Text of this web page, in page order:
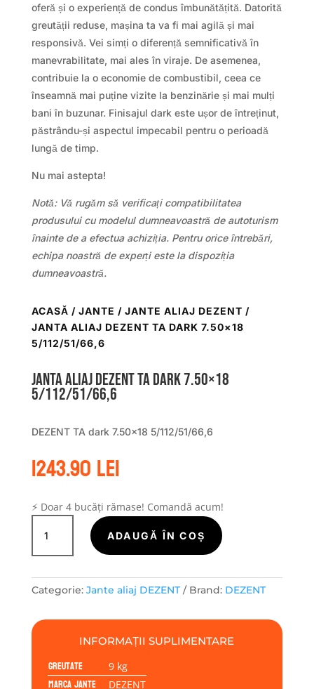
oferă și o experiență de condus îmbunătățită. Datorită
greutății reduse, mașina ta va fi mai agilă și mai
responsivă. Vei simți o diferență semnificativă în
manevrabilitate, mai ales în viraje. De asemenea,
contribuie la o economie de combustibil, ceea ce
înseamnă mai puține vizite la benzinărie și mai mulți
bani în buzunar. Finisajul dark este ușor de întreținut,
păstrându-și aspectul impecabil pentru o perioadă
lungă de timp.
Nu mai astepta!
Notă: Vă rugăm să verificați compatibilitatea
produsului cu modelul dumneavoastră de autoturism
înainte de a efectua achiziția. Pentru orice întrebări,
echipa noastră de experți este la dispoziția
dumneavoastră.
ACASĂ / JANTE / JANTE ALIAJ DEZENT /
JANTA ALIAJ DEZENT TA DARK 7.50×18
5/112/51/66,6
Janta aliaj DEZENT TA dark 7.50×18
5/112/51/66,6
DEZENT TA dark 7.50×18 5/112/51/66,6
1243.90lei
⚡ Doar 4 bucăți rămase! Comandă acum!
Cantitate
Janta
aliaj
TA
7.50x18
5/112/51/66,6
ADAUGĂ ÎN COȘ
Categorie: Jante aliaj DEZENT Brand: DEZENT
INFORMAȚII SUPLIMENTARE
Greutate 9 kg
Marca jante DEZENT